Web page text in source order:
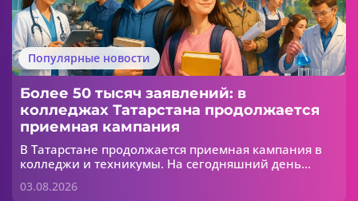
Популярные новости
Более 50 тысяч заявлений: в
колледжах Татарстана продолжается
приемная кампания
В Татарстане продолжается приемная кампания в
колледжи и техникумы. На сегодняшний день
заявлений. Об этом сообщает МОиН РТ.
03.08.2026